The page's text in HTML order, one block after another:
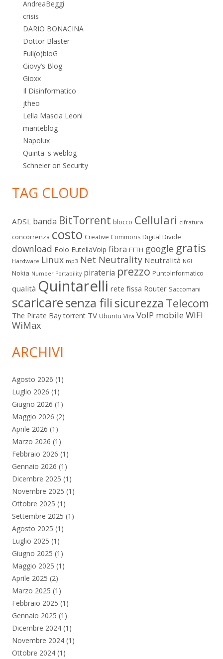
AndreaBeggi
crisis
DARIO BONACINA
Dottor Blaster
Full(o)bloG
Giovy’s Blog
Gioxx
Il Disinformatico
jtheo
Lella Mascia Leoni
manteblog
Napolux
Quinta 's weblog
Schneier on Security
TAG CLOUD
ADSL banda BitTorrent blocco Cellulari cifratura
concorrenza costo Creative Commons Digital Divide
download Eolo EuteliaVoip fibra FTTH google gratis
Hardware Linux mp3 Net Neutrality Neutralità NGI
Nokia Number Portability pirateria prezzo PuntoInformatico
qualità Quintarelli rete fissa Router Saccomani
scaricaresenza fili sicurezza Telecom
The Pirate Bay torrent TV Ubuntu Vira VoIP mobile WiFi
WiMax
ARCHIVI
Agosto 2026 (1)
Luglio 2026 (1)
Giugno 2026 (1)
Maggio 2026 (2)
Aprile 2026 (1)
Marzo 2026 (1)
Febbraio 2026 (1)
Gennaio 2026 (1)
Dicembre 2025 (1)
Novembre 2025 (1)
Ottobre 2025 (1)
Settembre 2025 (1)
Agosto 2025 (1)
Luglio 2025 (1)
Giugno 2025 (1)
Maggio 2025 (1)
Aprile 2025 (2)
Marzo 2025 (1)
Febbraio 2025 (1)
Gennaio 2025 (1)
Dicembre 2024 (1)
Novembre 2024 (1)
Ottobre 2024 (1)